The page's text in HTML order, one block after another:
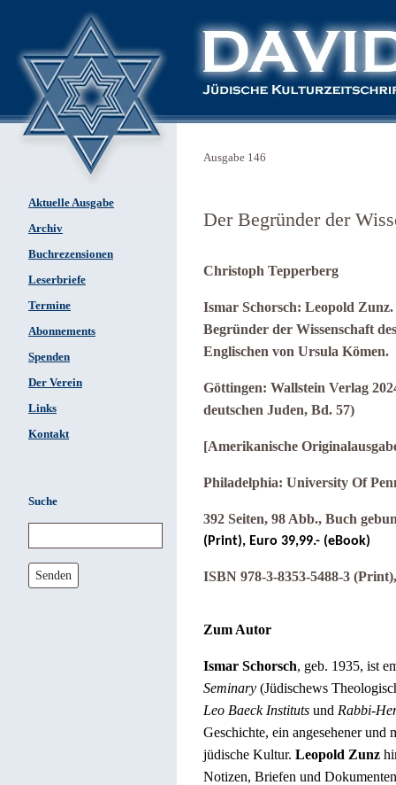
Aktuelle Ausgabe
Archiv
Buchrezensionen
Leserbriefe
Termine
Abonnements
Spenden
Der Verein
Links
Kontakt
Suche
Senden
Ausgabe 146
Der Begründer der
Christoph Tepperberg
Ismar Schorsch: Leopold
Begründer der Wissenschaft
Englischen von Ursula Kömen.
Göttingen: Wallstein Verlag
deutschen Juden, Bd. 57)
[Amerikanische
Philadelphia: University Of
392 Seiten, 98 Abb., Buch
(Print), Euro 39,99.- (eBook)
ISBN 978-3-8353-5488-3
Zum Autor
Ismar Schorsch, geb. 1935, ist
Seminary (Jüdischews
Leo Baeck Instituts und Rabbi-
Geschichte, ein angesehener und
jüdische Kultur. Leopold Zunz
Notizen, Briefen und